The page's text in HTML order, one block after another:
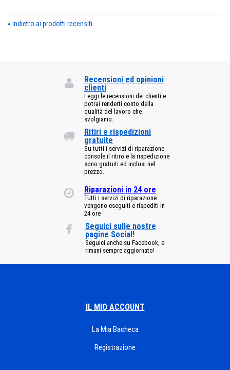
« Indietro ai prodotti recensiti
Recensioni ed opinioni
clienti
Leggi le recensioni dei clienti e
potrai renderti conto della
qualità del lavoro che
svolgiamo.
Ritiri e rispedizioni
gratuite
Su tutti i servizi di riparazione
console il ritiro e la rispedizione
sono gratuiti ed inclusi nel
prezzo.
Riparazioni in 24 ore
Tutti i servizi di riparazione
vengono eseguiti e rispediti in
24 ore
Seguici sulle nostre
pagine Social!
Seguici anche su Facebook, e
rimani sempre aggiornato!
IL MIO ACCOUNT
La Mia Bacheca
Registrazione